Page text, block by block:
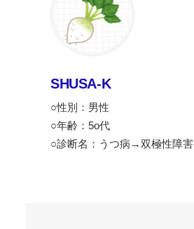
SHUSA-K
○性別：男性
○年齢：5o代
○診断名：うつ病→双極性障害